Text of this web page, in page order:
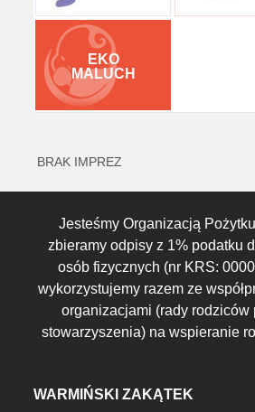
EKO
MALUCH
BRAK IMPREZ
Jesteśmy Organizacją
zbieramy odpisy z 1% podatku
osób fizycznych (nr KRS:
wykorzystujemy razem ze
organizacjami (rady rodziców
stowarzyszenia) na wspieranie
WARMIŃSKI ZAKĄTEK